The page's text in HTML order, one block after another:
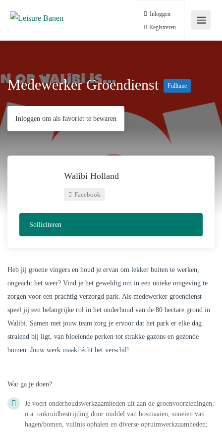
Inloggen
Registreren
Medewerker Groendienst Fulltime
Inloggen om als favoriet te bewaren
Walibi Holland
Facebook
Solliciteren
Heb jij groene vingers en houd je ervan om lekker buiten te werken,
ongeacht het weer? Vind je het geweldig om in een unieke omgeving te
zorgen voor een prachtig verzorgd park. Als medewerker groendienst
speel jij een belangrijke rol in het onderhoud van de 80 hectare grond in
Walibi. Samen met jouw team zorg je ervoor dat het park er elke dag
stralend bij ligt, van bloeiende perken tot strakke gazons en gezonde
bomen. Jouw werk maakt écht het verschil!
Wat ga je doen?
Je voert onderhoudswerkzaamheden uit aan de groenvoorzieningen;
o.a. onkruidbestrijding door middel van bosmaaien, snoeien van
hagen/bomen, vuilnis ophalen en diverse opruimwerkzaamheden;